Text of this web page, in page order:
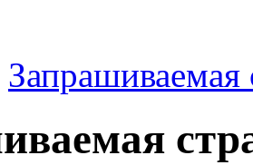
Запрашиваемая